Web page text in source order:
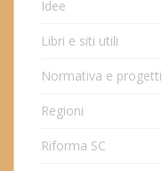
Idee
Libri e siti utili
Normativa e progetti
Regioni
Riforma SC